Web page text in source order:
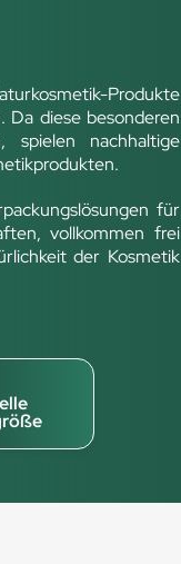
Produkte
Da diese besonderen
spielen nachhaltige
für
vollkommen frei
der Kosmetik